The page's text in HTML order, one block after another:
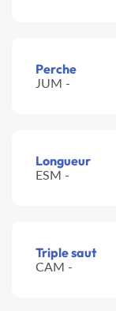
Perche
JUM -
Longueur
ESM -
Triple saut
CAM -